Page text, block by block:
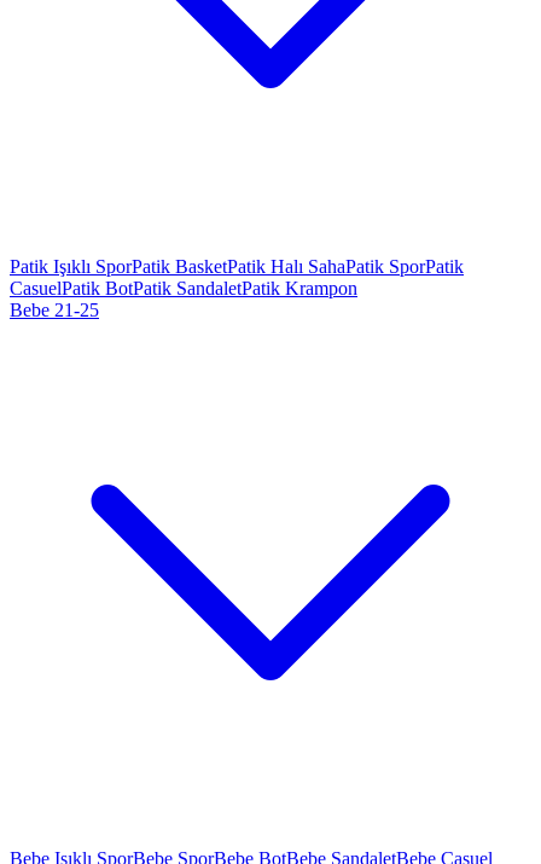
Patik Işıklı SporPatik BasketPatik Halı SahaPatik SporPatik
CasuelPatik BotPatik SandaletPatik Krampon
Bebe 21-25
Bebe Işıklı SporBebe SporBebe BotBebe SandaletBebe Casuel